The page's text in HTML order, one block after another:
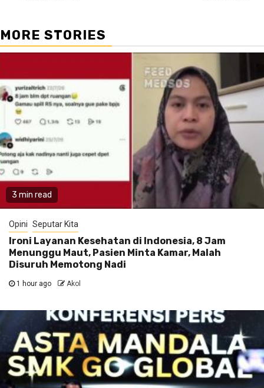
MORE STORIES
3 min read
Opini Seputar Kita
Ironi Layanan Kesehatan di Indonesia, 8 Jam
Menunggu Maut, Pasien Minta Kamar, Malah
Disuruh Memotong Nadi
1 hour ago Akol